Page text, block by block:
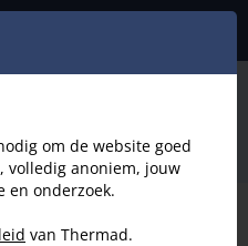
om de website goed
volledig anoniem, jouw
en onderzoek.
van Thermad.
Wit bedraad